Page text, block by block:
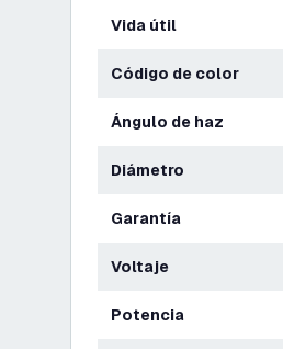
Vida útil
Código de color
Ángulo de haz
Diámetro
Garantía
Voltaje
Potencia